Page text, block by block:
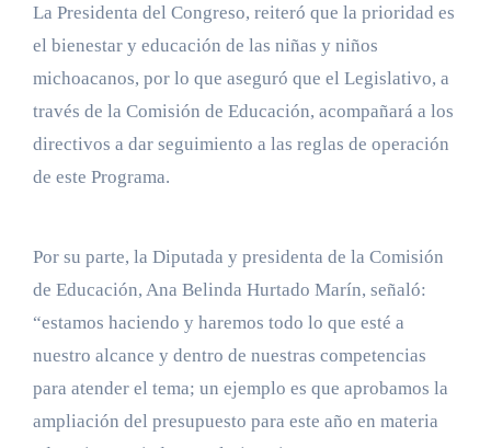
La Presidenta del Congreso, reiteró que la prioridad es
el bienestar y educación de las niñas y niños
michoacanos, por lo que aseguró que el Legislativo, a
través de la Comisión de Educación, acompañará a los
directivos a dar seguimiento a las reglas de operación
de este Programa.
Por su parte, la Diputada y presidenta de la Comisión
de Educación, Ana Belinda Hurtado Marín, señaló:
“estamos haciendo y haremos todo lo que esté a
nuestro alcance y dentro de nuestras competencias
para atender el tema; un ejemplo es que aprobamos la
ampliación del presupuesto para este año en materia